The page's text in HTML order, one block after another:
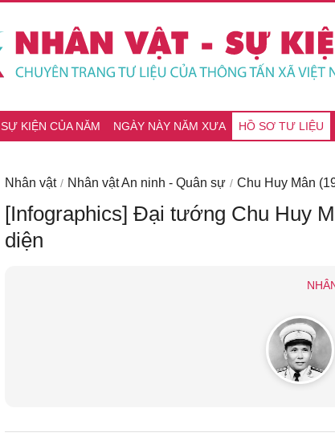
SỰ KIỆN CỦA NĂM NGÀY NÀY NĂM XƯA HỒ SƠ TƯ LIỆU
Nhân vật Nhân vật An ninh - Quân sự Chu Huy Mân
[Infographics] Đại tướng Chu Huy
diện